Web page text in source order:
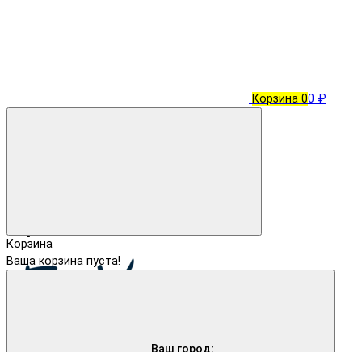
Ваш город:
Корзина 00 ₽
Корзина
Ваша корзина пуста!